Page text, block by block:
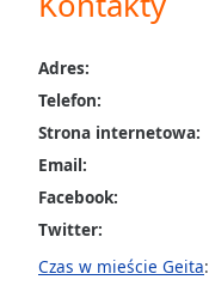
Audio
Picture-
in-
Picture
Fullscreen
modal
window.
Adres:
Telefon:
Strona internetowa:
Email:
Facebook:
Twitter:
Czas w mieście Geita: